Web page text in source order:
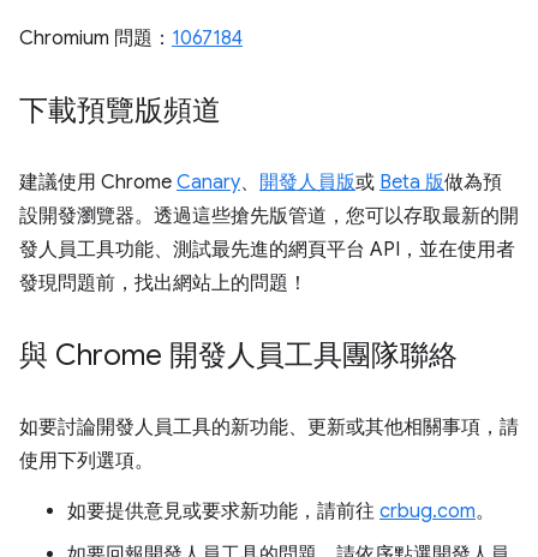
Chromium 問題： 1067184
下載預覽版頻道
建議使用 Chrome Canary、 開發人員版或 Beta 版做為預
設開發瀏覽器。透過這些搶先版管道，您可以存取最新的開
發人員工具功能、測試最先進的網頁平台 API，並在使用者
發現問題前，找出網站上的問題！
與 Chrome 開發人員工具團隊聯絡
如要討論開發人員工具的新功能、更新或其他相關事項，請
使用下列選項。
如要提供意見或要求新功能，請前往 crbug.com。